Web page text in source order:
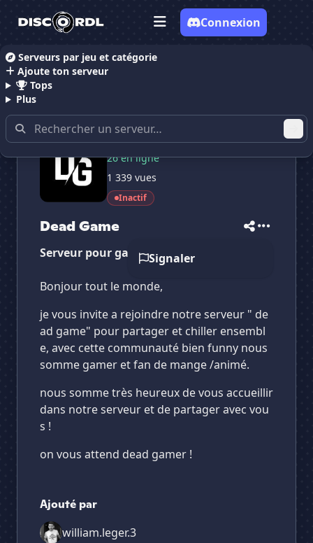
Serveurs par jeu et catégorie
Ajoute ton serveur
Tops
Plus
Connexion
Accueil Serveurs Discord Gaming
100 membres
26 en ligne
1 339 vues
Inactif
Dead Game
Signaler
Serveur pour gaming !
Bonjour tout le monde,
je vous invite a rejoindre notre serveur " de
ad game" pour partager et chiller ensembl
e, avec cette communauté bien funny nous
somme gamer et fan de mange /animé.
nous somme très heureux de vous accueillir
dans notre serveur et de partager avec vou
s !
on vous attend dead gamer !
Ajouté par
william.leger.3
Vote pourDead Game
Dead Game
Es-tu sûr de vouloir supprimer ton avis de ce
serveur ?
Supprimer
Dead Game